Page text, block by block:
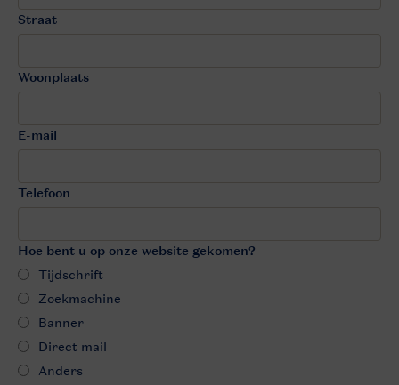
Straat
Woonplaats
E-mail
Telefoon
Hoe bent u op onze website gekomen?
Tijdschrift
Zoekmachine
Banner
Direct mail
Anders